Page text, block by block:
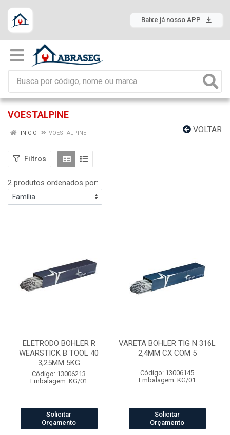
Baixe já nosso APP
VOESTALPINE
VOLTAR
INÍCIO VOESTALPINE
Filtros
2 produtos ordenados por:
ELETRODO BOHLER R
WEARSTICK B TOOL 40
3,25MM 5KG
Código: 13006213
Embalagem: KG/01
Solicitar
Orçamento
VARETA BOHLER TIG N 316L
2,4MM CX COM 5
Código: 13006145
Embalagem: KG/01
Solicitar
Orçamento